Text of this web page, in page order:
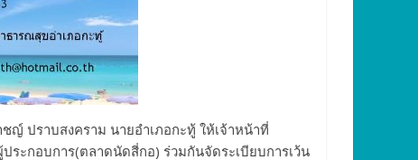
ญ์ ปราบสงคราม นายอำเภอกะทู้ ให้เจ้าหน้าที่
ระกอบการ(ตลาดนัดสี่กอ) ร่วมกันจัดระเบียบการเว้น